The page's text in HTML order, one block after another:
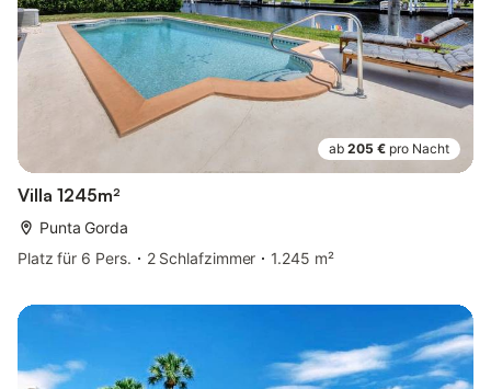
ab 205 € pro Nacht
Villa 1245m²
Punta Gorda
Platz für 6 Pers.
2 Schlafzimmer 1.245 m²